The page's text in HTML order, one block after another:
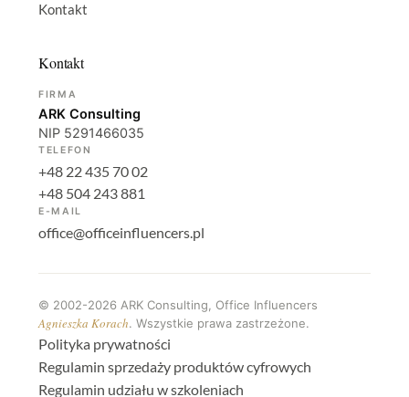
Kontakt
Kontakt
FIRMA
ARK Consulting
NIP 5291466035
TELEFON
+48 22 435 70 02
+48 504 243 881
E-MAIL
office@officeinfluencers.pl
© 2002-2026 ARK Consulting, Office Influencers
Agnieszka Korach. Wszystkie prawa zastrzeżone.
Polityka prywatności
Regulamin sprzedaży produktów cyfrowych
Regulamin udziału w szkoleniach